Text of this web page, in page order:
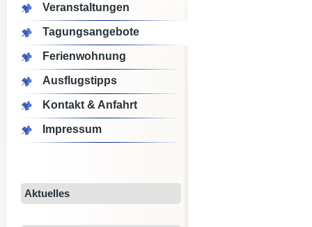
Veranstaltungen
Tagungsangebote
Ferienwohnung
Ausflugstipps
Kontakt & Anfahrt
Impressum
Aktuelles